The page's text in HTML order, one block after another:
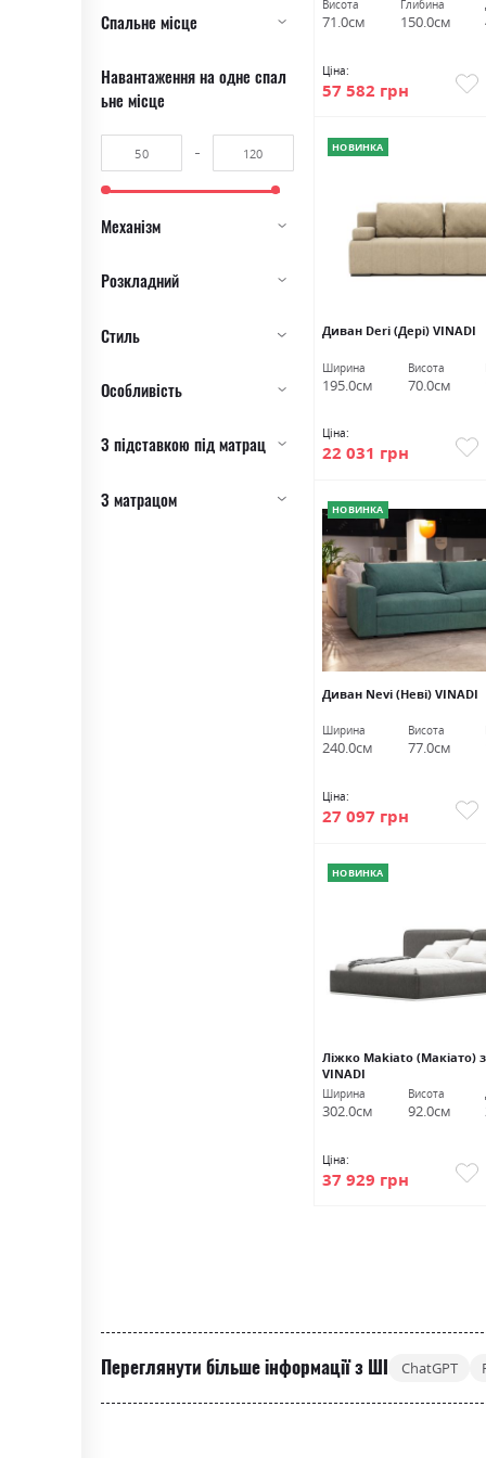
Висота
71.0см
Глибина
150.0см
Ціна:
57 582 грн
НОВИНКА
Диван Deri (Дері) VINADI
Ширина
195.0см
Висота
70.0см
Ціна:
22 031 грн
НОВИНКА
Диван Nevi (Неві) VINADI
Ширина
240.0см
Висота
77.0см
Ціна:
27 097 грн
НОВИНКА
Ліжко Makiato (Макіато)
VINADI
Ширина
302.0см
Висота
92.0см
Ціна:
37 929 грн
Спальне місце
Навантаження на одне спал
ьне місце
Механізм
Розкладний
Стиль
Особливість
З підставкою під матрац
З матрацом
Переглянути більше інформації з ШІ ChatGPT